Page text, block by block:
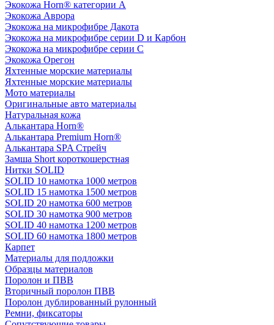
Экокожа Horn® категории A
Экокожа Аврора
Экокожа на микрофибре Дакота
Экокожа на микрофибре серии D и Карбон
Экокожа на микрофибре серии С
Экокожа Орегон
Яхтенные морские материалы
Яхтенные морские материалы
Мото материалы
Оригинальные авто материалы
Натуральная кожа
Алькантара Horn®
Алькантара Premium Horn®
Алькантара SPA Стрейч
Замша Short короткошерстная
Нитки SOLID
SOLID 10 намотка 1000 метров
SOLID 15 намотка 1500 метров
SOLID 20 намотка 600 метров
SOLID 30 намотка 900 метров
SOLID 40 намотка 1200 метров
SOLID 60 намотка 1800 метров
Карпет
Материалы для подложки
Образцы материалов
Поролон и ПВВ
Вторичный поролон ПВВ
Поролон дублированный рулонный
Ремни, фиксаторы